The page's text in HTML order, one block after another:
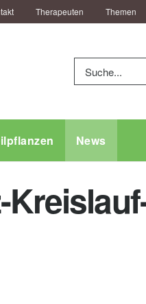
Therapeuten Themen
News